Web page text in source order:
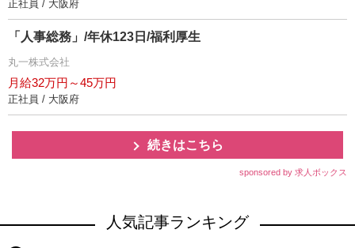
正社員 / 大阪府
「人事総務」/年休123日/福利厚生
丸一株式会社
月給32万円～45万円
正社員 / 大阪府
続きはこちら
sponsored by 求人ボックス
人気記事ランキング